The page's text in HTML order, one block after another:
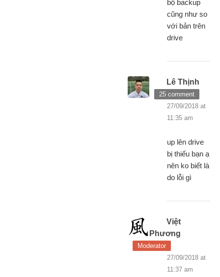
bộ backup
cũng như so
với bản trên
drive
Lê Thịnh
25 comment
27/09/2018 at
11:35 am
up lên drive
bị thiếu bạn ạ
nên ko biết là
do lỗi gì
Việt
Phương
Moderator
27/09/2018 at
11:37 am